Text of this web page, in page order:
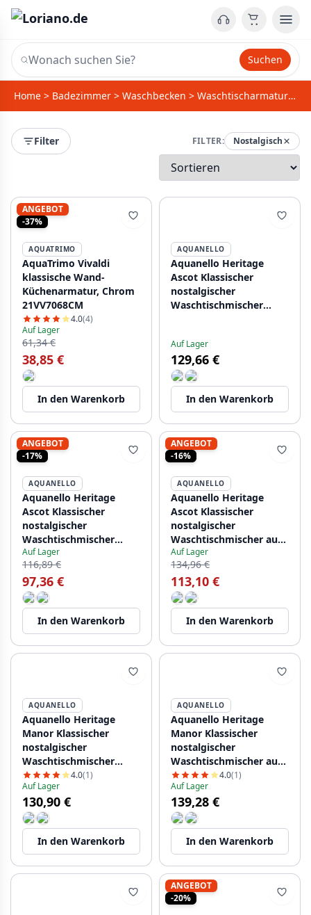
Suchen
Home > Badezimmer > Waschbecken > Waschtischarmaturen
Filter FILTER: Nostalgisch
ANGEBOT
-37%
AQUATRIMO
AquaTrimo Vivaldi
klassische Wand-
Küchenarmatur, Chrom
21VV7068CM
4.0(4)
Auf Lager
61,34 €
38,85 €
In den Warenkorb
AQUANELLO
Aquanello Heritage
Ascot Klassischer
nostalgischer
Waschtischmischer
Auf Lager
129,66 €
In den Warenkorb
ANGEBOT
-17%
AQUANELLO
Aquanello Heritage
Ascot Klassischer
nostalgischer
Waschtischmischer
Chrom CR-4101-HA
Auf Lager
116,89 €
97,36 €
In den Warenkorb
ANGEBOT
-16%
AQUANELLO
Aquanello Heritage
Ascot Klassischer
nostalgischer
Waschtischmischer aus
Edelstahl NB-4101-HA
Auf Lager
134,96 €
113,10 €
In den Warenkorb
AQUANELLO
Aquanello Heritage
Manor Klassischer
nostalgischer
Waschtischmischer
Chrom CR-1001-HM
4.0(1)
Auf Lager
130,90 €
In den Warenkorb
AQUANELLO
Aquanello Heritage
Manor Klassischer
nostalgischer
Waschtischmischer aus
Edelstahl NB-1001-HM
4.0(1)
Auf Lager
139,28 €
In den Warenkorb
ANGEBOT
-20%